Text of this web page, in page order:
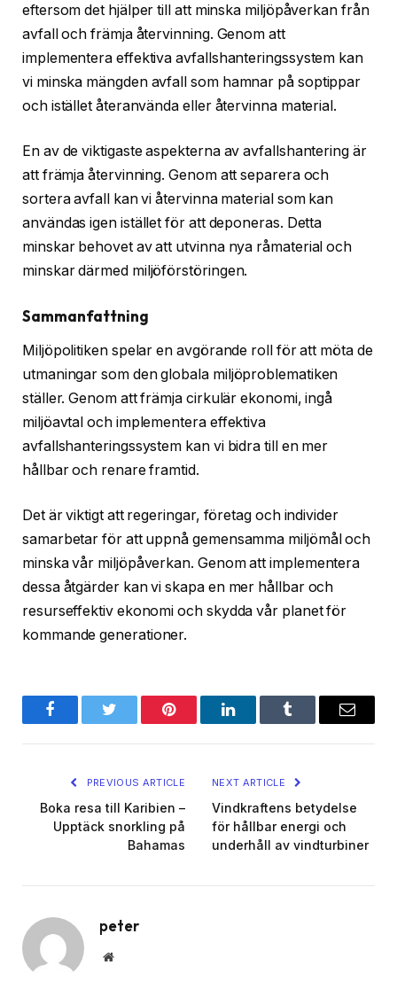
eftersom det hjälper till att minska miljöpåverkan från
avfall och främja återvinning. Genom att
implementera effektiva avfallshanteringssystem kan
vi minska mängden avfall som hamnar på soptippar
och istället återanvända eller återvinna material.
En av de viktigaste aspekterna av avfallshantering är
att främja återvinning. Genom att separera och
sortera avfall kan vi återvinna material som kan
användas igen istället för att deponeras. Detta
minskar behovet av att utvinna nya råmaterial och
minskar därmed miljöförstöringen.
Sammanfattning
Miljöpolitiken spelar en avgörande roll för att möta de
utmaningar som den globala miljöproblematiken
ställer. Genom att främja cirkulär ekonomi, ingå
miljöavtal och implementera effektiva
avfallshanteringssystem kan vi bidra till en mer
hållbar och renare framtid.
Det är viktigt att regeringar, företag och individer
samarbetar för att uppnå gemensamma miljömål och
minska vår miljöpåverkan. Genom att implementera
dessa åtgärder kan vi skapa en mer hållbar och
resurseffektiv ekonomi och skydda vår planet för
kommande generationer.
FacebookTwitter Pinterest LinkedInTumblr Email
PREVIOUS ARTICLE
Boka resa till Karibien –
Upptäck snorkling på
Bahamas
NEXT ARTICLE
Vindkraftens betydelse
för hållbar energi och
underhåll av vindturbiner
peter
Website